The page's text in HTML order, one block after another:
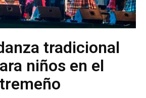
tradicional
niños en el